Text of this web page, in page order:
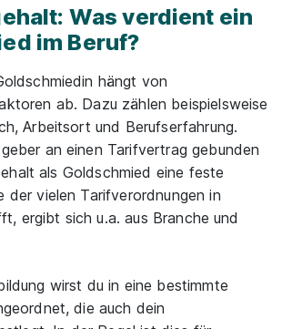
Was verdient ein
im Beruf?
hängt von
ab. Dazu zählen beispielsweise
Arbeitsort und Berufserfahrung.
an einen Tarifvertrag gebunden
als Goldschmied eine feste
der vielen Tarifverordnungen in
ergibt sich u.a. aus Branche und
wirst du in eine bestimmte
die auch dein